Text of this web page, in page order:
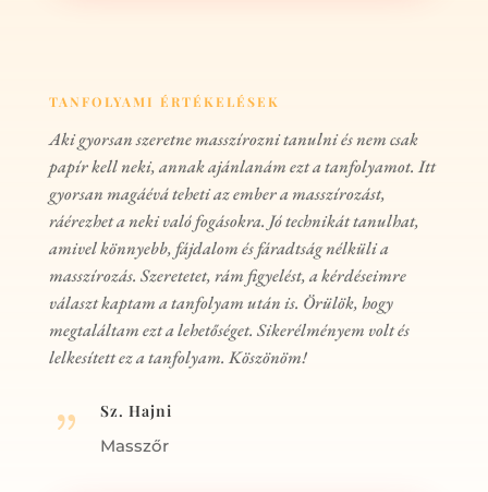
TANFOLYAMI ÉRTÉKELÉSEK
Aki gyorsan szeretne masszírozni tanulni és nem csak
papír kell neki, annak ajánlanám ezt a tanfolyamot. Itt
gyorsan magáévá teheti az ember a masszírozást,
ráérezhet a neki való fogásokra. Jó technikát tanulhat,
amivel könnyebb, fájdalom és fáradtság nélküli a
masszírozás. Szeretetet, rám figyelést, a kérdéseimre
választ kaptam a tanfolyam után is. Örülök, hogy
megtaláltam ezt a lehetőséget. Sikerélményem volt és
lelkesített ez a tanfolyam. Köszönöm!
{
Sz. Hajni
Masszőr